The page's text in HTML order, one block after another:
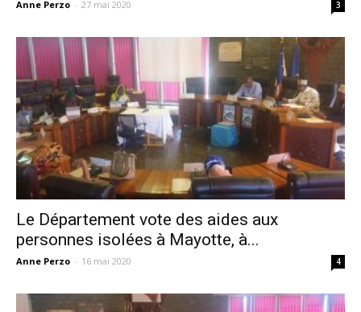
Anne Perzo - 27 mai 2020 3
Le Département vote des aides aux
personnes isolées à Mayotte, à...
Anne Perzo - 16 mai 2020 4